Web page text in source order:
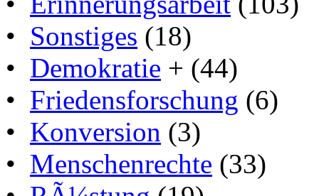
• Sonstiges (18)
• Demokratie + (44)
• Friedensforschung (6)
• Konversion (3)
• Menschenrechte (33)